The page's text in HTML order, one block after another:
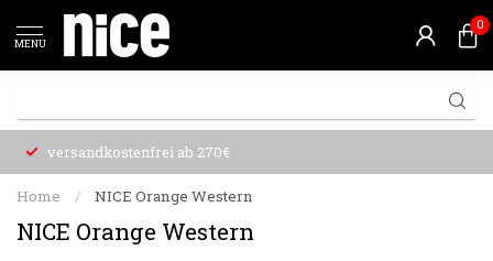
MENU
0
versandkostenfrei ab 270€
Home / NICE Orange Western
NICE Orange Western